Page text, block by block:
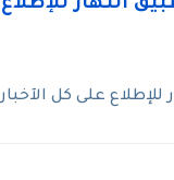
على كل